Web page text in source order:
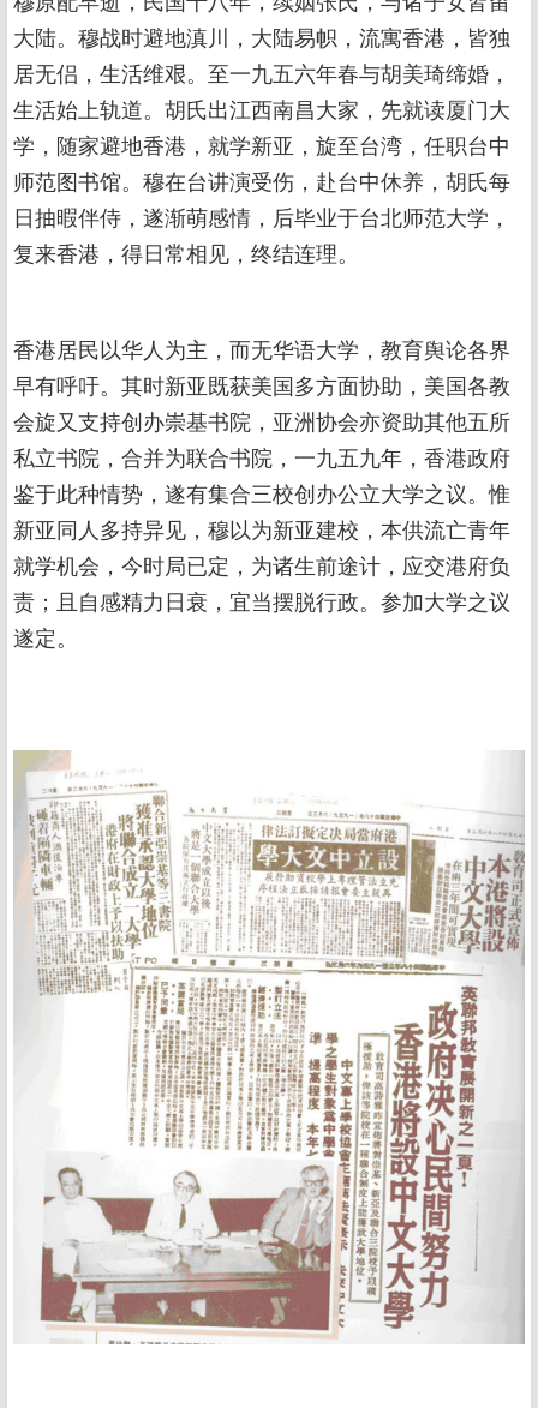
大陆。穆战时避地滇川，大陆易帜，流寓香港，皆独
居无侣，生活维艰。至一九五六年春与胡美琦缔婚，
生活始上轨道。胡氏出江西南昌大家，先就读厦门大
学，随家避地香港，就学新亚，旋至台湾，任职台中
师范图书馆。穆在台讲演受伤，赴台中休养，胡氏每
日抽暇伴侍，遂渐萌感情，后毕业于台北师范大学，
复来香港，得日常相见，终结连理。
香港居民以华人为主，而无华语大学，教育舆论各界
早有呼吁。其时新亚既获美国多方面协助，美国各教
会旋又支持创办崇基书院，亚洲协会亦资助其他五所
私立书院，合并为联合书院，一九五九年，香港政府
鉴于此种情势，遂有集合三校创办公立大学之议。惟
新亚同人多持异见，穆以为新亚建校，本供流亡青年
就学机会，今时局已定，为诸生前途计，应交港府负
责；且自感精力日衰，宜当摆脱行政。参加大学之议
遂定。